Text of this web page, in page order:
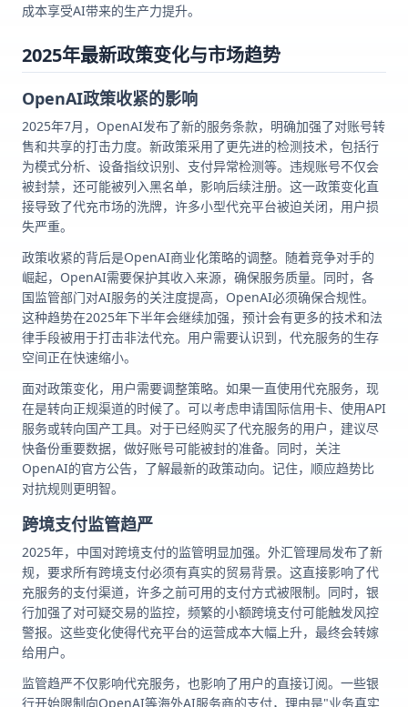
成本享受AI带来的生产力提升。
2025年最新政策变化与市场趋势
OpenAI政策收紧的影响
2025年7月，OpenAI发布了新的服务条款，明确加强了对账号转
售和共享的打击力度。新政策采用了更先进的检测技术，包括行
为模式分析、设备指纹识别、支付异常检测等。违规账号不仅会
被封禁，还可能被列入黑名单，影响后续注册。这一政策变化直
接导致了代充市场的洗牌，许多小型代充平台被迫关闭，用户损
失严重。
政策收紧的背后是OpenAI商业化策略的调整。随着竞争对手的
崛起，OpenAI需要保护其收入来源，确保服务质量。同时，各
国监管部门对AI服务的关注度提高，OpenAI必须确保合规性。
这种趋势在2025年下半年会继续加强，预计会有更多的技术和法
律手段被用于打击非法代充。用户需要认识到，代充服务的生存
空间正在快速缩小。
面对政策变化，用户需要调整策略。如果一直使用代充服务，现
在是转向正规渠道的时候了。可以考虑申请国际信用卡、使用API
服务或转向国产工具。对于已经购买了代充服务的用户，建议尽
快备份重要数据，做好账号可能被封的准备。同时，关注
OpenAI的官方公告，了解最新的政策动向。记住，顺应趋势比
对抗规则更明智。
跨境支付监管趋严
2025年，中国对跨境支付的监管明显加强。外汇管理局发布了新
规，要求所有跨境支付必须有真实的贸易背景。这直接影响了代
充服务的支付渠道，许多之前可用的支付方式被限制。同时，银
行加强了对可疑交易的监控，频繁的小额跨境支付可能触发风控
警报。这些变化使得代充平台的运营成本大幅上升，最终会转嫁
给用户。
监管趋严不仅影响代充服务，也影响了用户的直接订阅。一些银
行开始限制向OpenAI等海外AI服务商的支付，理由是"业务真实